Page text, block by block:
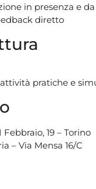
in presenza e
diretto
pratiche e
19 – Torino
– Via Mensa 16/C